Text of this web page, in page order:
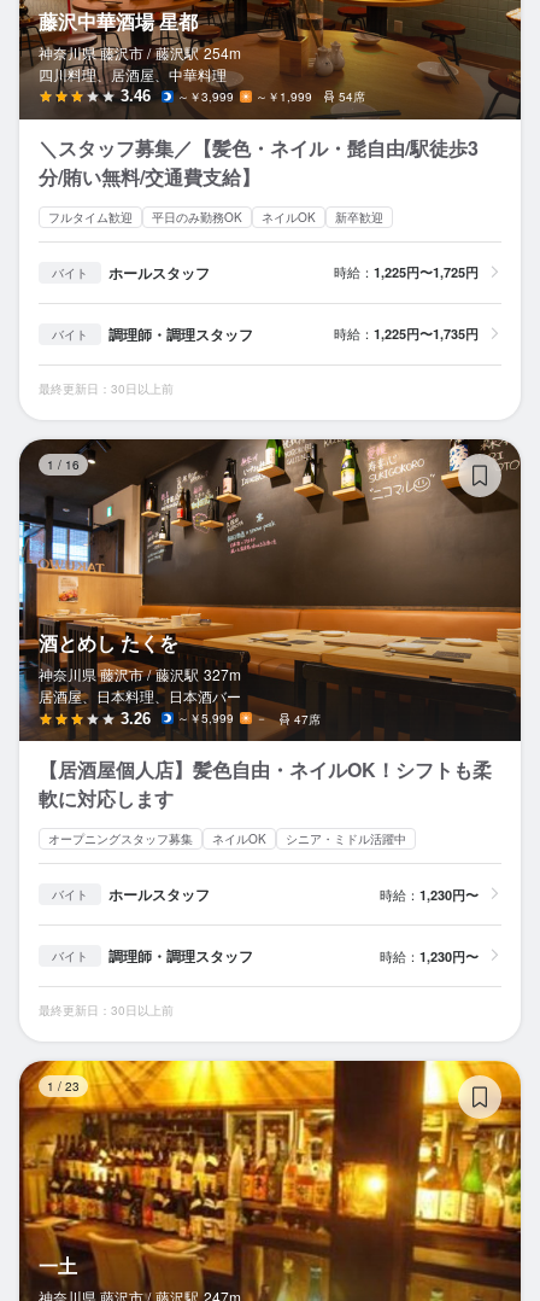
藤沢中華酒場 星都
神奈川県 藤沢市 / 藤沢駅 254m
四川料理、居酒屋、中華料理
3.46 ～￥3,999 ～￥1,999 54席
＼スタッフ募集／【髪色・ネイル・髭自由/駅徒歩3
分/賄い無料/交通費支給】
フルタイム歓迎 平日のみ勤務OK ネイルOK 新卒歓迎
バイト ホールスタッフ 時給： 1,225円〜1,725円
バイト 調理師・調理スタッフ 時給： 1,225円〜1,735円
最終更新日：30日以上前
1 / 16
酒とめし たくを
神奈川県 藤沢市 / 藤沢駅 327m
居酒屋、日本料理、日本酒バー
3.26 ～￥5,999 － 47席
【居酒屋個人店】髪色自由・ネイルOK！シフトも柔
軟に対応します
オープニングスタッフ募集 ネイルOK シニア・ミドル活躍中
バイト ホールスタッフ 時給： 1,230円〜
バイト 調理師・調理スタッフ 時給： 1,230円〜
最終更新日：30日以上前
1 / 23
一土